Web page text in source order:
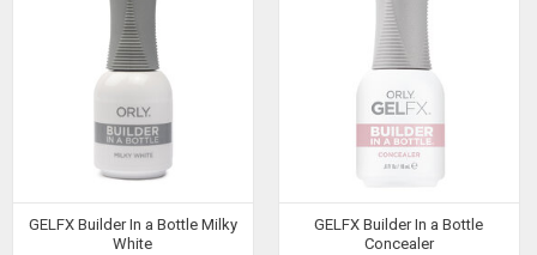
GELFX Builder In a Bottle Milky
White
GELFX Builder In a Bottle
Concealer